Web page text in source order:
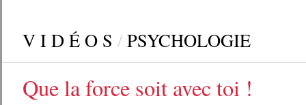
V I D É O S / PSYCHOLOGIE
Que la force soit avec toi !